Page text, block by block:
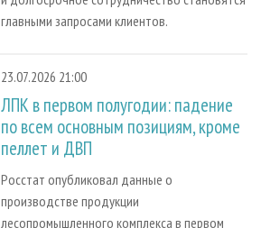
главными запросами клиентов.
23.07.2026 21:00
ЛПК в первом полугодии: падение
по всем основным позициям, кроме
пеллет и ДВП
Росстат опубликовал данные о
производстве продукции
лесопромышленного комплекса в первом